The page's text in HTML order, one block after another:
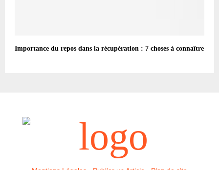
Importance du repos dans la récupération : 7 choses à connaître